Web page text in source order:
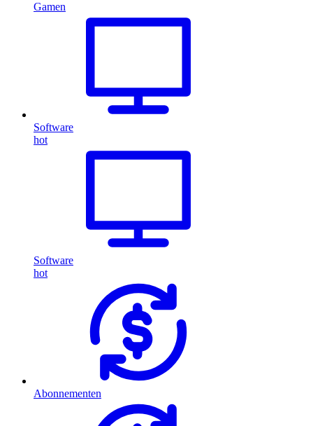
Gamen
Software
hot
Software
hot
Abonnementen